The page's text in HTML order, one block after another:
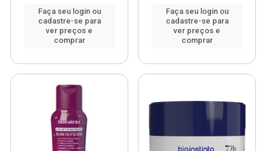
Faça seu login ou
cadastre-se para
ver preços e
comprar
Faça seu login ou
cadastre-se para
ver preços e
comprar